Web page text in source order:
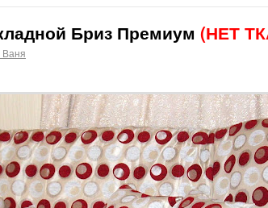
Бриз Премиум (НЕТ